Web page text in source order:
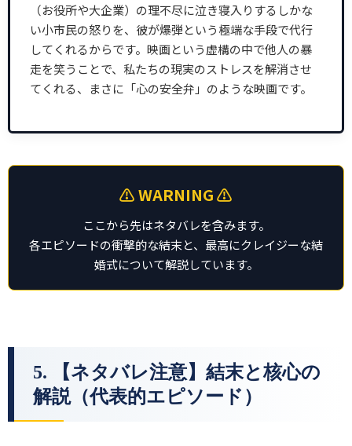
（お役所や大企業）の理不尽に泣き寝入りするしかな
い小市民の怒りを、彼が爆弾という極端な手段で代行
してくれるからです。映画という虚構の中で他人の暴
走を笑うことで、私たちの現実のストレスを解消させ
てくれる、まさに「心の安全弁」のような映画です。
⚠️ WARNING ⚠️
ここから先はネタバレを含みます。
各エピソードの衝撃的な結末と、最高にクレイジーな結
婚式について解説しています。
5. 【ネタバレ注意】結末と核心の
解説（代表的エピソード）